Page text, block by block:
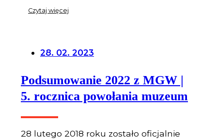
Czytaj więcej
28. 02. 2023
Podsumowanie 2022 z MGW |
5. rocznica powołania muzeum
28 lutego 2018 roku zostało oficjalnie